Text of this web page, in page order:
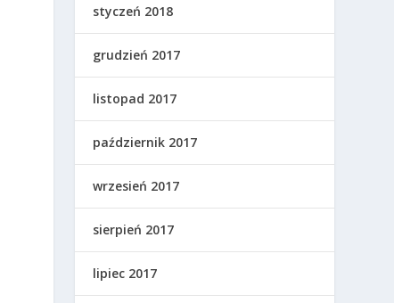
styczeń 2018
grudzień 2017
listopad 2017
październik 2017
wrzesień 2017
sierpień 2017
lipiec 2017